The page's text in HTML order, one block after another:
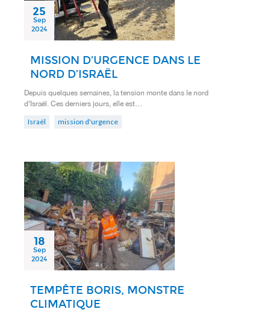
25
Sep
2024
MISSION D’URGENCE DANS LE
NORD D’ISRAËL
Depuis quelques semaines, la tension monte dans le nord
d’Israël. Ces derniers jours, elle est…
Israël mission d'urgence
18
Sep
2024
TEMPÊTE BORIS, MONSTRE
CLIMATIQUE